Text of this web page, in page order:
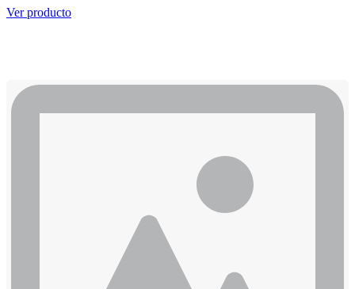
Ver producto